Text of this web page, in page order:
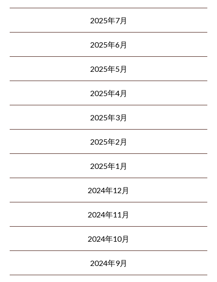
2025年7月
2025年6月
2025年5月
2025年4月
2025年3月
2025年2月
2025年1月
2024年12月
2024年11月
2024年10月
2024年9月